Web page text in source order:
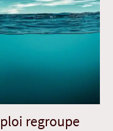
regroupe